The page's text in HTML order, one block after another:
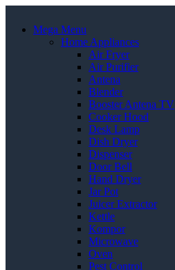
Mega Menu
Home Appliances
Air Fryer
Air Purifier
Antena
Blender
Booster Antena TV
Cooker Hood
Desk Lamp
Dish Dryer
Dispenser
Door Bell
Hand Dryer
Jar Pot
Juicer Extractor
Kettle
Kompor
Microwave
Oven
Pest Control